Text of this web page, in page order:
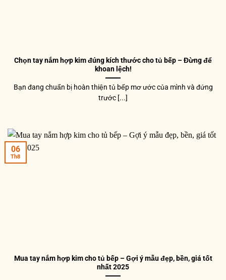
Chọn tay nắm hợp kim đúng kích thước cho tủ bếp – Đừng để
khoan lệch!
Bạn đang chuẩn bị hoàn thiện tủ bếp mơ ước của mình và đứng
trước [...]
Mua tay nắm hợp kim cho tủ bếp – Gợi ý mẫu đẹp, bền, giá tốt
nhất 2025
06
Th8